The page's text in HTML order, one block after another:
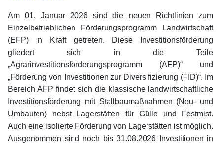
Am 01. Januar 2026 sind die neuen Richtlinien zum
Einzelbetrieblichen Förderungsprogramm Landwirtschaft
(EFP) in Kraft getreten. Diese Investitionsförderung
gliedert sich in die Teile
„Agrarinvestitionsförderungsprogramm (AFP)“ und
„Förderung von Investitionen zur Diversifizierung (FID)“. Im
Bereich AFP findet sich die klassische landwirtschaftliche
Investitionsförderung mit Stallbaumaßnahmen (Neu- und
Umbauten) nebst Lagerstätten für Gülle und Festmist.
Auch eine isolierte Förderung von Lagerstätten ist möglich.
Ausgenommen sind noch bis 31.08.2026 Investitionen in